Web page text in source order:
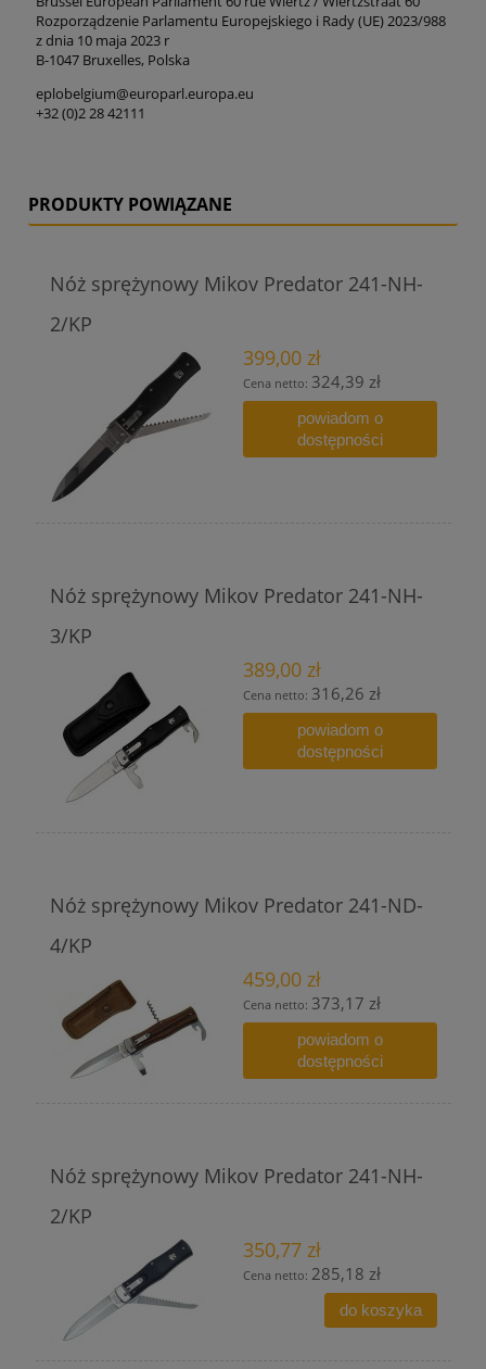
Rozporządzenie Parlamentu Europejskiego i Rady (UE) 2023/988
z dnia 10 maja 2023 r
B-1047 Bruxelles, Polska
eplobelgium@europarl.europa.eu
+32 (0)2 28 42111
PRODUKTY POWIĄZANE
Nóż sprężynowy Mikov Predator 241-NH-
2/KP
399,00 zł
Cena netto: 324,39 zł
powiadom o
dostępności
Nóż sprężynowy Mikov Predator 241-NH-
3/KP
389,00 zł
Cena netto: 316,26 zł
powiadom o
dostępności
Nóż sprężynowy Mikov Predator 241-ND-
4/KP
459,00 zł
Cena netto: 373,17 zł
powiadom o
dostępności
Nóż sprężynowy Mikov Predator 241-NH-
2/KP
350,77 zł
Cena netto: 285,18 zł
do koszyka